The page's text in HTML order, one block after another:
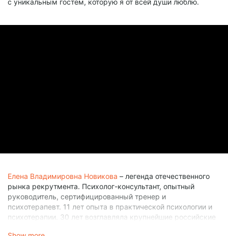
с уникальным гостем, которую я от всей души люблю.
Елена Владимировна Новикова – легенда отечественного
рынка рекрутмента. Психолог-консультант, опытный
руководитель, сертифицированный тренер и
психотерапевт. 11 лет опыта в практической психологии и
психотерапии. 30 лет возглавляла крупнейшие российские